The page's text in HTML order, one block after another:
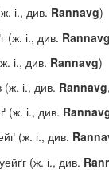
і., див. Rannavg)
(ж. і., див.
і., див. Rannavg)
і., див. Rannavg
(ж. і., див.
(ж. і., див.
(ж. і., див.